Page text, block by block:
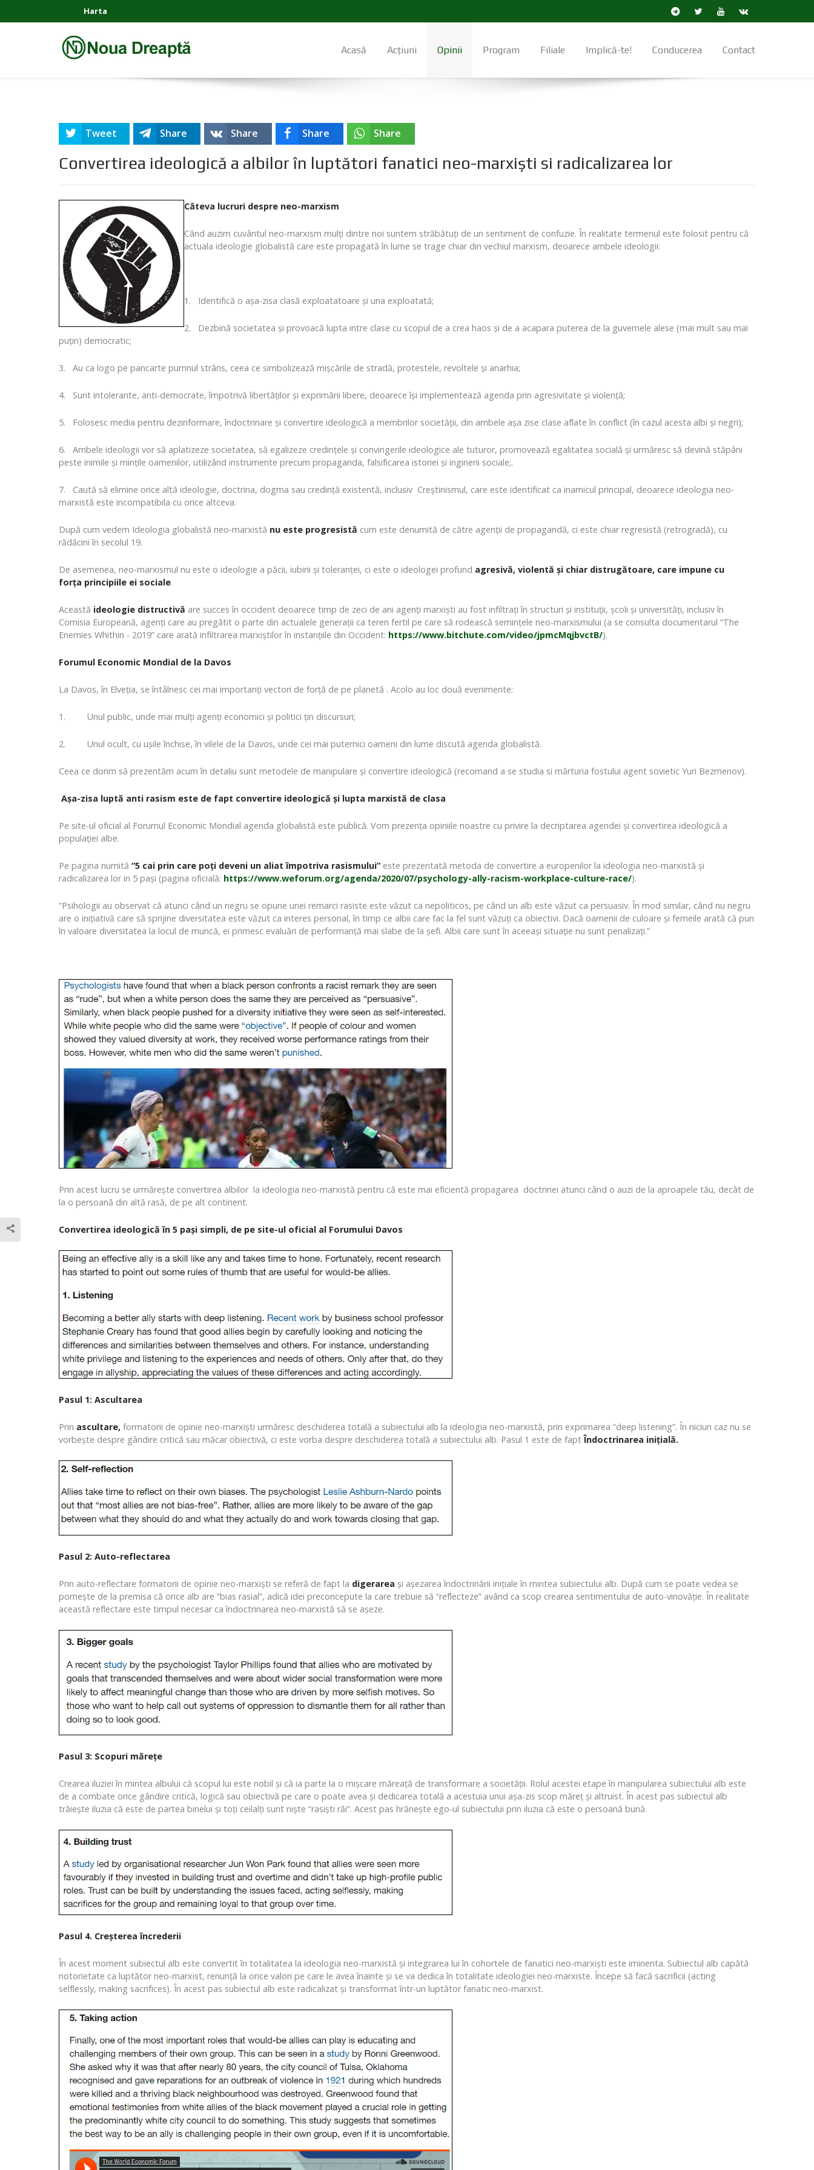
Harta
Acasă Acțiuni Opinii Program Filiale Implică-te! Conducerea Contact
Tweet Share Share Share Share
Convertirea ideologică a albilor în luptători fanatici neo-marxiști si radicalizarea lor
Câteva lucruri despre neo-marxism
Când auzim cuvântul neo-marxism mulți dintre noi suntem străbătuți de un sentiment de confuzie. În realitate termenul este folosit pentru că
actuala ideologie globalistă care este propagată în lume se trage chiar din vechiul marxism, deoarece ambele ideologii:
1. Identifică o așa-zisa clasă exploatatoare și una exploatată;
2. Dezbină societatea și provoacă lupta intre clase cu scopul de a crea haos și de a acapara puterea de la guvernele alese (mai mult sau mai
puțin) democratic;
3. Au ca logo pe pancarte pumnul strâns, ceea ce simbolizează mișcările de stradă, protestele, revoltele și anarhia;
4. Sunt intolerante, anti-democrate, împotrivă libertăților și exprimării libere, deoarece își implementează agenda prin agresivitate și violență;
5. Folosesc media pentru dezinformare, îndoctrinare și convertire ideologică a membrilor societății, din ambele așa zise clase aflate în conflict (în cazul acesta albi și negri);
6. Ambele ideologii vor să aplatizeze societatea, să egalizeze credințele și convingerile ideologice ale tuturor, promovează egalitatea socială și urmăresc să devină stăpâni
peste inimile și mințile oamenilor, utilizând instrumente precum propaganda, falsificarea istoriei și inginerii sociale;.
7. Caută să elimine orice altă ideologie, doctrina, dogma sau credință existentă, inclusiv Creștinismul, care este identificat ca inamicul principal, deoarece ideologia neo-
marxistă este incompatibila cu orice altceva.
După cum vedem Ideologia globalistă neo-marxistă nu este progresistă cum este denumită de către agenții de propagandă, ci este chiar regresistă (retrogradă), cu
rădăcini în secolul 19.
De asemenea, neo-marxismul nu este o ideologie a păcii, iubirii și toleranței, ci este o ideologei profund agresivă, violentă și chiar distrugătoare, care impune cu
forța principiile ei sociale.
Această ideologie distructivă are succes în occident deoarece timp de zeci de ani agenți marxiști au fost infiltrați în structuri și instituții, școli și universități, inclusiv în
Comisia Europeană, agenți care au pregătit o parte din actualele generații ca teren fertil pe care să rodească semințele neo-marxismului (a se consulta documentarul “The
Enemies Whithin - 2019” care arată infiltrarea marxiștilor în instanțiile din Occident: https://www.bitchute.com/video/jpmcMqjbvctB/).
Forumul Economic Mondial de la Davos
La Davos, în Elveția, se întâlnesc cei mai importanți vectori de forță de pe planetă . Acolo au loc două evenimente:
1. Unul public, unde mai mulți agenți economici și politici țin discursuri;
2. Unul ocult, cu ușile închise, în vilele de la Davos, unde cei mai puternici oameni din lume discută agenda globalistă.
Ceea ce dorim să prezentăm acum în detaliu sunt metodele de manipulare și convertire ideologică (recomand a se studia si mărturia fostului agent sovietic Yuri Bezmenov).
Așa-zisa luptă anti rasism este de fapt convertire ideologică și lupta marxistă de clasa
Pe site-ul oficial al Forumul Economic Mondial agenda globalistă este publică. Vom prezența opiniile noastre cu privire la decriptarea agendei și convertirea ideologică a
populației albe.
Pe pagina numită “5 cai prin care poți deveni un aliat împotriva rasismului” este prezentată metoda de convertire a europenilor la ideologia neo-marxistă și
radicalizarea lor in 5 pași (pagina oficială: https://www.weforum.org/agenda/2020/07/psychology-ally-racism-workplace-culture-race/).
“Psihologii au observat că atunci când un negru se opune unei remarci rasiste este văzut ca nepoliticos, pe când un alb este văzut ca persuasiv. În mod similar, când nu negru
are o inițiativă care să sprijine diversitatea este văzut ca interes personal, în timp ce albii care fac la fel sunt văzuți ca obiectivi. Dacă oamenii de culoare și femeile arată că pun
în valoare diversitatea la locul de muncă, ei primesc evaluări de performanță mai slabe de la șefi. Albii care sunt în aceeași situație nu sunt penalizați.”
Prin acest lucru se urmărește convertirea albilor la ideologia neo-marxistă pentru că este mai eficientă propagarea doctrinei atunci când o auzi de la aproapele tău, decât de
la o persoană din altă rasă, de pe alt continent.
Convertirea ideologică în 5 pași simpli, de pe site-ul oficial al Forumului Davos
Pasul 1: Ascultarea
Prin ascultare, formatorii de opinie neo-marxiști urmăresc deschiderea totală a subiectului alb la ideologia neo-marxistă, prin exprimarea “deep listening”. În niciun caz nu se
vorbește despre gândire critică sau măcar obiectivă, ci este vorba despre deschiderea totală a subiectului alb. Pasul 1 este de faptÎndoctrinarea inițială.
Pasul 2: Auto-reflectarea
Prin auto-reflectare formatorii de opinie neo-marxiști se referă de fapt la digerarea și așezarea îndoctrinării inițiale în mintea subiectului alb. După cum se poate vedea se
pornește de la premisa că orice alb are “bias rasial”, adică idei preconcepute la care trebuie să “reflecteze” având ca scop crearea sentimentului de auto-vinovăție. În realitate
această reflectare este timpul necesar ca îndoctrinarea neo-marxistă să se așeze.
Pasul 3: Scopuri mărețe
Crearea iluziei în mintea albului că scopul lui este nobil și că ia parte la o mișcare măreață de transformare a societății. Rolul acestei etape în manipularea subiectului alb este
de a combate orice gândire critică, logică sau obiectivă pe care o poate avea și dedicarea totală a acestuia unui așa-zis scop măreț și altruist. În acest pas subiectul alb
trăiește iluzia că este de partea binelui și toți ceilalți sunt niște “rasiști răi”. Acest pas hrănește ego-ul subiectului prin iluzia că este o persoană bună.
Pasul 4. Creșterea încrederii
În acest moment subiectul alb este convertit în totalitatea la ideologia neo-marxistă și integrarea lui în cohortele de fanatici neo-marxiști este iminenta. Subiectul alb capătă
notorietate ca luptător neo-marxist, renunță la orice valori pe care le avea înainte și se va dedica în totalitate ideologiei neo-marxiste. Începe să facă sacrificii (acting
selflessly, making sacrifices). În acest pas subiectul alb este radicalizat și transformat într-un luptător fanatic neo-marxist.